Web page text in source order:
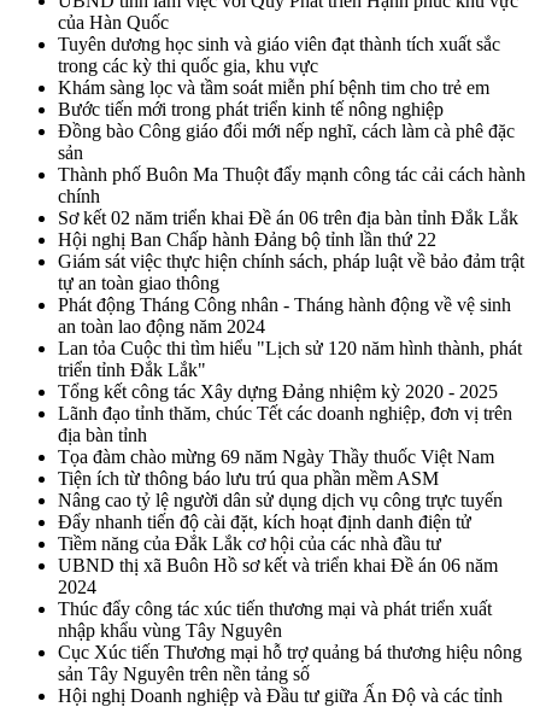
của Hàn Quốc
Tuyên dương học sinh và giáo viên đạt thành tích xuất sắc
trong các kỳ thi quốc gia, khu vực
Khám sàng lọc và tầm soát miễn phí bệnh tim cho trẻ em
Bước tiến mới trong phát triển kinh tế nông nghiệp
Đồng bào Công giáo đổi mới nếp nghĩ, cách làm cà phê đặc
sản
Thành phố Buôn Ma Thuột đẩy mạnh công tác cải cách hành
chính
Sơ kết 02 năm triển khai Đề án 06 trên địa bàn tỉnh Đắk Lắk
Hội nghị Ban Chấp hành Đảng bộ tỉnh lần thứ 22
Giám sát việc thực hiện chính sách, pháp luật về bảo đảm trật
tự an toàn giao thông
Phát động Tháng Công nhân - Tháng hành động về vệ sinh
an toàn lao động năm 2024
Lan tỏa Cuộc thi tìm hiểu "Lịch sử 120 năm hình thành, phát
triển tỉnh Đắk Lắk"
Tổng kết công tác Xây dựng Đảng nhiệm kỳ 2020 - 2025
Lãnh đạo tỉnh thăm, chúc Tết các doanh nghiệp, đơn vị trên
địa bàn tỉnh
Tọa đàm chào mừng 69 năm Ngày Thầy thuốc Việt Nam
Tiện ích từ thông báo lưu trú qua phần mềm ASM
Nâng cao tỷ lệ người dân sử dụng dịch vụ công trực tuyến
Đẩy nhanh tiến độ cài đặt, kích hoạt định danh điện tử
Tiềm năng của Đắk Lắk cơ hội của các nhà đầu tư
UBND thị xã Buôn Hồ sơ kết và triển khai Đề án 06 năm
2024
Thúc đẩy công tác xúc tiến thương mại và phát triển xuất
nhập khẩu vùng Tây Nguyên
Cục Xúc tiến Thương mại hỗ trợ quảng bá thương hiệu nông
sản Tây Nguyên trên nền tảng số
Hội nghị Doanh nghiệp và Đầu tư giữa Ấn Độ và các tỉnh